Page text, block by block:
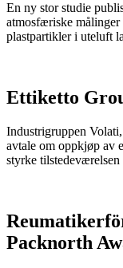
En ny stor studie
atmosfæriske målinger
plastpartikler i uteluft
Ettiketto
Industrigruppen
avtale om oppkjøp av
styrke tilstedeværelsen
Packnorth